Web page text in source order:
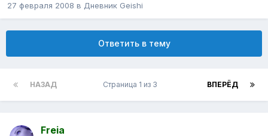
27 февраля 2008 в Дневник Geishi
Ответить в тему
НАЗАД ВПЕРЁД
Страница 1 из 3
Freia